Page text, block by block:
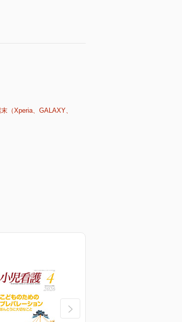
（Xperia、GALAXY、